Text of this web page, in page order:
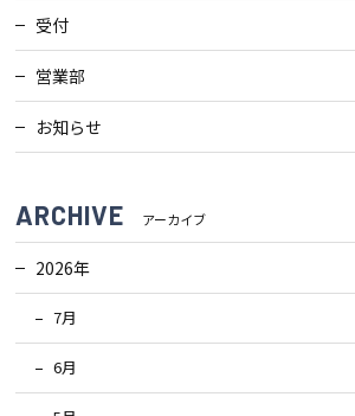
受付
営業部
お知らせ
ARCHIVE アーカイブ
2026年
7月
6月